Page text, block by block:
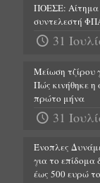
ΠΟΕΣΕ: Αίτημα
συντελεστή
31
Μείωση τζίρου
Πώς κινήθηκε η
πρώτο μήνα
31
Ένοπλες
για το επίδομα
έως 500 ευρώ